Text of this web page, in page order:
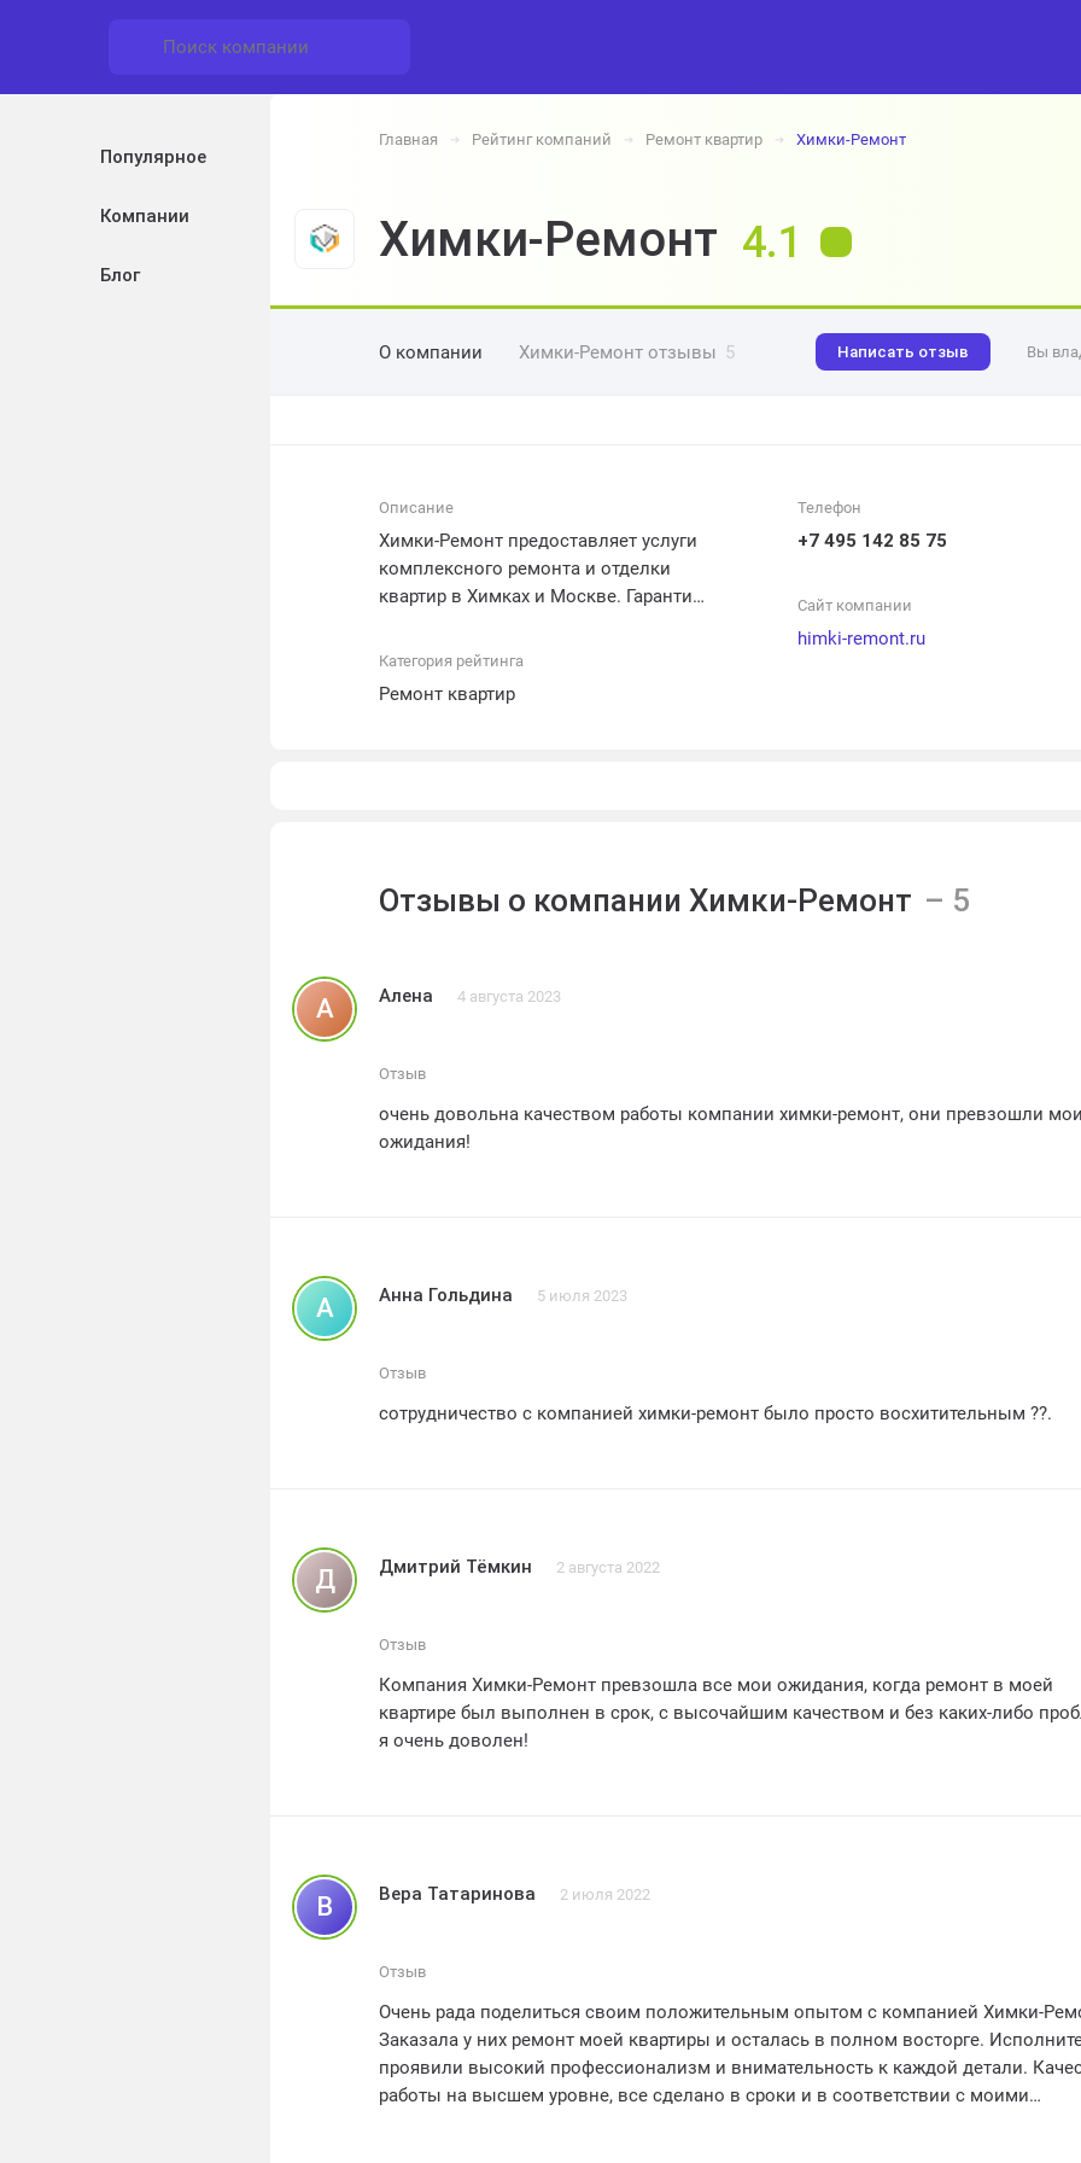
Популярное
Компании
Блог
Главная ➔ Рейтинг компаний ➔ Ремонт квартир ➔ Химки-Ремонт
Химки-Ремонт 4.1
О компании Химки-Ремонт отзывы 5 Написать отзыв Вы
Описание
Химки-Ремонт предоставляет услуги
комплексного ремонта и отделки
квартир в Химках и Москве. Гарантия
Категория рейтинга
Ремонт квартир
Телефон
+7 495 142 85 75
Сайт компании
himki-remont.ru
Отзывы о компании Химки-Ремонт
А Алена 4 августа 2023
Отзыв
очень довольна качеством работы компании химки-ремонт, они превзошли
ожидания!
А Анна Гольдина 5 июля 2023
Отзыв
сотрудничество с компанией химки-ремонт было просто восхитительным ??.
Д Дмитрий Тёмкин 2 августа 2022
Отзыв
Компания Химки-Ремонт превзошла все мои ожидания, когда ремонт в моей
квартире был выполнен в срок, с высочайшим качеством и без каких-либо
я очень доволен!
В Вера Татаринова 2 июля 2022
Отзыв
Очень рада поделиться своим положительным опытом с компанией Химки-
Заказала у них ремонт моей квартиры и осталась в полном восторге.
проявили высокий профессионализм и внимательность к каждой детали.
работы на высшем уровне, все сделано в сроки и в соответствии с моими